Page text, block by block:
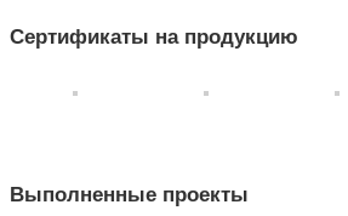
Сертификаты на продукцию
Выполненные проекты